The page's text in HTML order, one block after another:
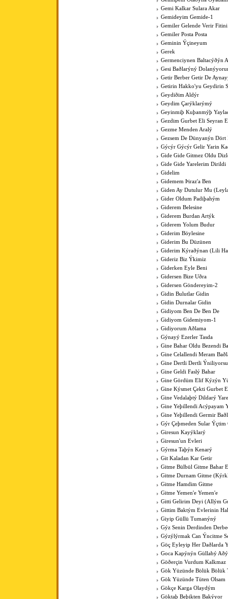
Gemi Kalkar Sulara Akar
Gemideyim Gemide-1
Gemiler Gelende Verir Fitini
Gemiler Posta Posta
Geminin Ýçineyum
Gerek
Germenciynen Baltacýðýn
Gesi Baðlarýný
Getir Berber Getir De
Getirin Hakko'yu Geydirin
Geydiðim Aldýr
Geydim Çarýklarýmý
Geyinmiþ Kuþanmýþ
Gezdim Gurbet Eli Seyran
Gezme Menden Aralý
Gezsem De Dünyanýn Dört
Gýcýr Gýcýr Gelir Yarin
Gide Gide Gitmez Oldu
Gide Gide Yarelerim Dirildi
Gidelim
Gidemem Þiraz'a Ben
Giden Ay Dutulur Mu
Gider Oldum Padiþahým
Giderem Belesine
Giderem Burdan Artýk
Giderem Yolum Budur
Giderim Böylesine
Giderim Bu Düzünen
Giderim Kýraðýnan (Lili
Gideriz Biz Ýkimiz
Giderken Eyle Beni
Gidersen Bize Uðra
Gidersen Göndereyim-2
Gidin Bulutlar Gidin
Gidin Durnalar Gidin
Gidiyom Ben De Ben De
Gidiyom Gidemiyom-1
Gidiyorum Aðlama
Gýnayý Ezerler Tasda
Gine Bahar Oldu Bezendi
Gine Celallendi Meram
Gine Dertli Dertli
Gine Geldi Faslý Bahar
Gine Gördüm Elif Kýzýn
Gine Kýsmet Çekti Gurbet
Gine Vedalaþtý Dildarý
Gine Yeþillendi Acýpayam
Gine Yeþillendi Germir
Gýr Çeþmeden Sular Ýçtim
Giresun Kayýklarý
Giresun'un Evleri
Gýrma Taþýn Kenarý
Git Kaladan Kar Getir
Gitme Bülbül Gitme Bahar
Gitme Durnam Gitme
Gitme Hamdim Gitme
Gitme Yemen'e Yemen'e
Gitti Gelirim Deyi (Allým
Gittim Baktým Evlerinin
Giyip Güllü Tumanýný
Gýz Senin Derdinden
Gýzýlýrmak Can Ýncitme
Göç Eyleyip Her Daðlarda
Goca Kapýnýn Güllabý
Göðerçin Vurdum Kalkmaz
Gök Yüzünde Bölük Bölük
Gök Yüzünde Tüten Olsam
Gökçe Karga Olaydým
Göktaþ Beþikten Bakýyor